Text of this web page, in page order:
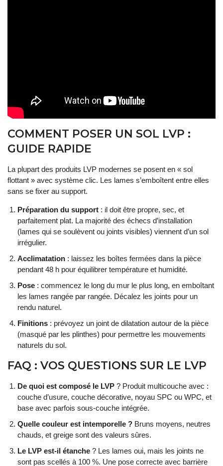
COMMENT POSER UN SOL LVP :
GUIDE RAPIDE
La plupart des produits LVP modernes se posent en « sol
flottant » avec système clic. Les lames s’emboîtent entre elles
sans se fixer au support.
Préparation du support : il doit être propre, sec, et
parfaitement plat. La majorité des échecs d’installation
(lames qui se soulèvent ou joints visibles) viennent d’un sol
irrégulier.
Acclimatation : laissez les boîtes fermées dans la pièce
pendant 48 h pour équilibrer température et humidité.
Pose : commencez le long du mur le plus long, en emboîtant
les lames rangée par rangée. Décalez les joints pour un
rendu naturel.
Finitions : prévoyez un joint de dilatation autour de la pièce
(masqué par les plinthes) pour permettre les mouvements
naturels du sol.
FAQ : VOS QUESTIONS SUR LE LVP
De quoi est composé le LVP ? Produit multicouche avec :
couche d’usure, couche décorative, noyau SPC ou WPC, et
base avec parfois sous-couche intégrée.
Quelle couleur est intemporelle ? Bruns moyens, neutres
chauds, et greige sont des valeurs sûres.
Le LVP est-il étanche ? Les lames oui, mais les joints ne
sont pas scellés à 100 %. Une pose correcte avec barrière